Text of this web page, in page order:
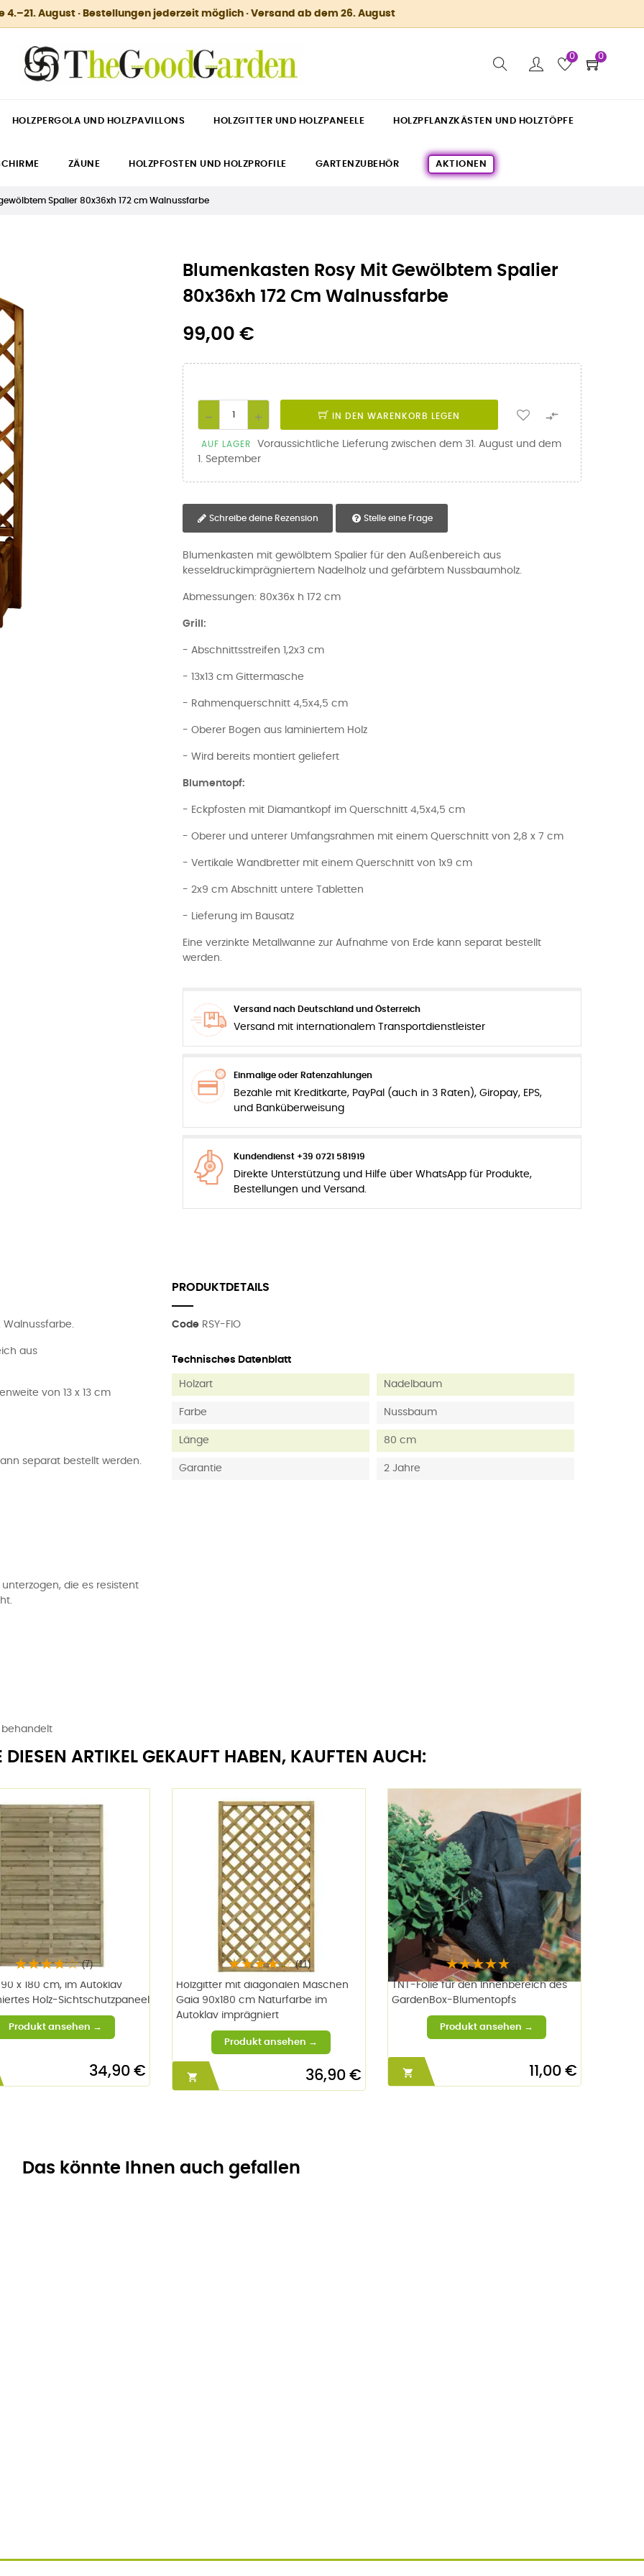
4.–21. August · Bestellungen jederzeit möglich · Versand ab dem 26. August
0 0
HOLZPERGOLA UND HOLZPAVILLONS HOLZGITTER UND HOLZPANEELE HOLZPFLANZKÄSTEN UND HOLZTÖPFE
ZÄUNE HOLZPFOSTEN UND HOLZPROFILE GARTENZUBEHÖR AKTIONEN
Spalier 80x36xh 172 cm Walnussfarbe
Blumenkasten Rosy Mit Gewölbtem Spalier
80x36xh 172 Cm Walnussfarbe
99,00 €
IN DEN WARENKORB LEGEN 
AUF LAGER
Voraussichtliche Lieferung zwischen dem 31. August und dem
1. September
Schreibe deine Rezension Stelle eine Frage
Blumenkasten mit gewölbtem Spalier für den Außenbereich aus
kesseldruckimprägniertem Nadelholz und gefärbtem Nussbaumholz.
Abmessungen: 80x36x h 172 cm
Grill:
- Abschnittsstreifen 1,2x3 cm
- 13x13 cm Gittermasche
- Rahmenquerschnitt 4,5x4,5 cm
- Oberer Bogen aus laminiertem Holz
- Wird bereits montiert geliefert
Blumentopf:
- Eckpfosten mit Diamantkopf im Querschnitt 4,5x4,5 cm
- Oberer und unterer Umfangsrahmen mit einem Querschnitt von 2,8 x 7 cm
- Vertikale Wandbretter mit einem Querschnitt von 1x9 cm
- 2x9 cm Abschnitt untere Tabletten
- Lieferung im Bausatz
Eine verzinkte Metallwanne zur Aufnahme von Erde kann separat bestellt
werden.
Versand nach Deutschland und Österreich
Versand mit internationalem Transportdienstleister
Einmalige oder Ratenzahlungen
Bezahle mit Kreditkarte, PayPal (auch in 3 Raten), Giropay, EPS,
und Banküberweisung
Kundendienst +39 0721 581919
Direkte Unterstützung und Hilfe über WhatsApp für Produkte,
Bestellungen und Versand.
Walnussfarbe.
aus
von 13 x 13 cm
separat bestellt werden.
die es resistent
behandelt
PRODUKTDETAILS
Code RSY-FIO
Technisches Datenblatt
Holzart Nadelbaum
Farbe Nussbaum
Länge 80 cm
Garantie 2 Jahre
DIESEN ARTIKEL GEKAUFT HABEN, KAUFTEN AUCH:
(7)
x 180 cm, im Autoklav
Holz-Sichtschutzpaneel
34,90 €
(11)
Holzgitter mit diagonalen Maschen
Gaia 90x180 cm Naturfarbe im
Autoklav imprägniert
 36,90 €
TNT-Folie für den Innenbereich des
GardenBox-Blumentopfs
 11,00 €
Das könnte Ihnen auch gefallen